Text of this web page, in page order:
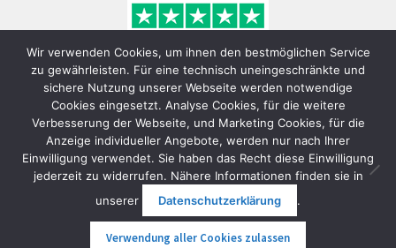
© FunShop Wien - Hochqualitative Elektromobilität 2026
Datenschutzerklärung
Erstellt mit WooCommerce
Wir verwenden Cookies, um ihnen den bestmöglichen Service
zu gewährleisten. Für eine technisch uneingeschränkte und
sichere Nutzung unserer Webseite werden notwendige
Cookies eingesetzt. Analyse Cookies, für die weitere
Verbesserung der Webseite, und Marketing Cookies, für die
Anzeige individueller Angebote, werden nur nach Ihrer
Einwilligung verwendet. Sie haben das Recht diese Einwilligung
jederzeit zu widerrufen. Nähere Informationen finden sie in
unserer
Datenschutzerklärung .
Verwendung aller Cookies zulassen